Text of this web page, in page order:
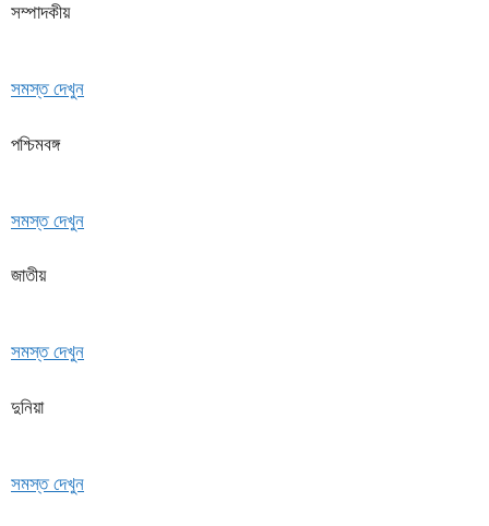
সম্পাদকীয়
সমস্ত দেখুন
পশ্চিমবঙ্গ
সমস্ত দেখুন
জাতীয়
সমস্ত দেখুন
দুনিয়া
সমস্ত দেখুন